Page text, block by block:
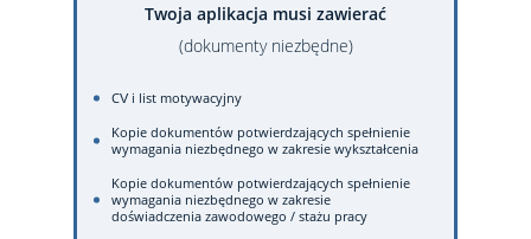
Twoja aplikacja musi zawierać
(dokumenty niezbędne)
CV i list motywacyjny
Kopie dokumentów potwierdzających spełnienie
wymagania niezbędnego w zakresie wykształcenia
Kopie dokumentów potwierdzających spełnienie
wymagania niezbędnego w zakresie
doświadczenia zawodowego / stażu pracy